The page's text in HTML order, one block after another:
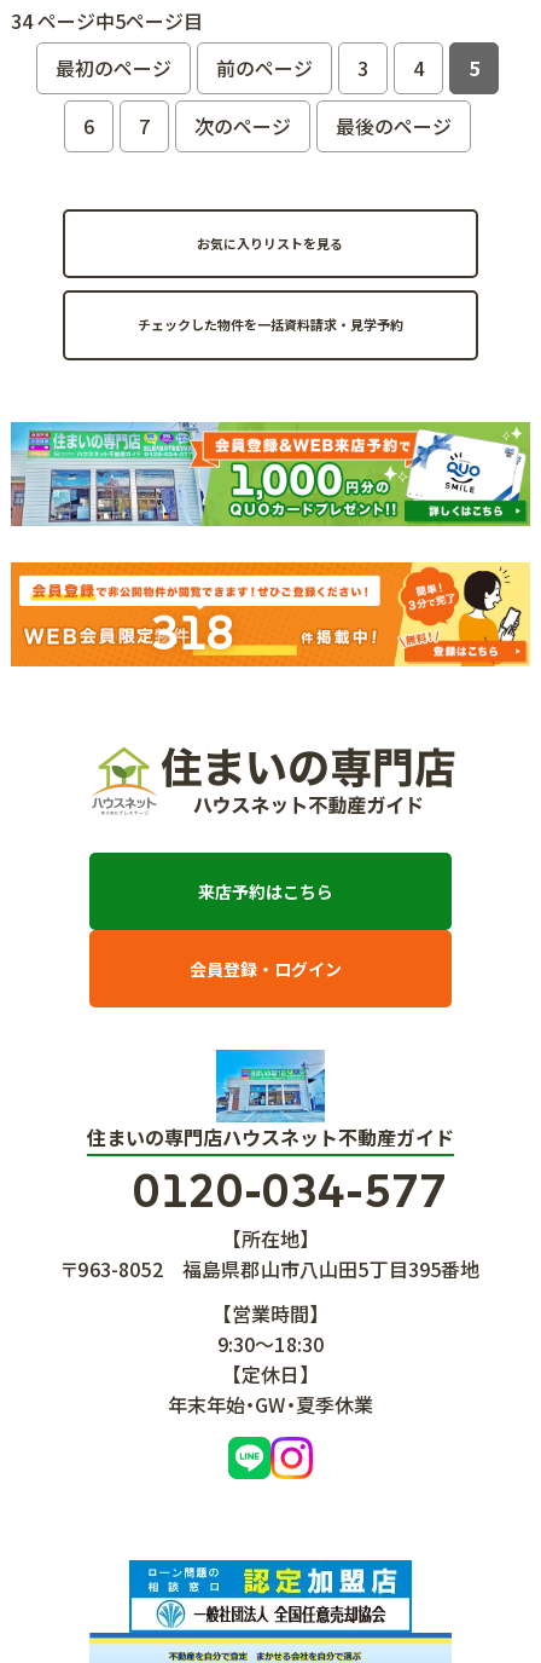
34 ページ中5ページ目
最初のページ
前のページ 3 4
5
6
7 次のページ 最後のページ
お気に入りリストを見る
318
来店予約はこちら
会員登録・ログイン
住まいの専門店ハウスネット不動産ガイド
0120-034-577
【所在地】
〒963-8052
福島県郡山市八山田5丁目395番地
【営業時間】
9:30～18:30
【定休日】
年末年始・GW・夏季休業